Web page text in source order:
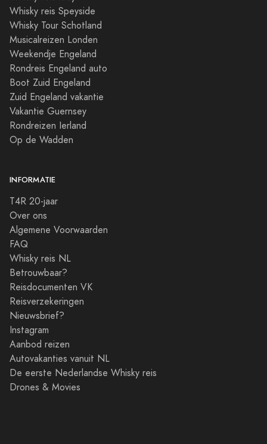
Whisky reis Speyside
Whisky Tour Schotland
Musicalreizen Londen
Weekendje Engeland
Rondreis Engeland auto
Boot Zuid Engeland
Zuid Engeland vakantie
Vakantie Guernsey
Rondreizen Ierland
Op de Wadden
INFORMATIE
T4R 20-jaar
Over ons
Algemene Voorwaarden
FAQ
Whisky reis NL
Betrouwbaar?
Reisdocumenten VK
Reisverzekeringen
Nieuwsbrief?
Instagram
Aanbod reizen
Autovakanties vanuit NL
De eerste Nederlandse Whisky reis
Drones & Movies